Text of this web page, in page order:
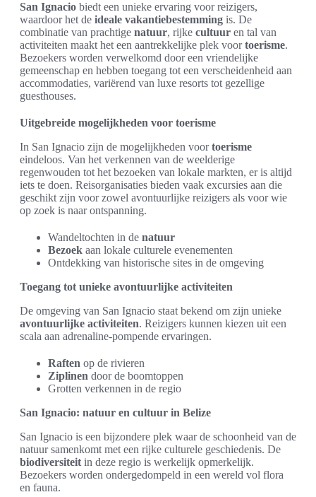
San Ignacio biedt een unieke ervaring voor reizigers,
waardoor het de ideale vakantiebestemming is. De
combinatie van prachtige natuur, rijke cultuur en tal van
activiteiten maakt het een aantrekkelijke plek voortoerisme.
Bezoekers worden verwelkomd door een vriendelijke
gemeenschap en hebben toegang tot een verscheidenheid aan
accommodaties, variërend van luxe resorts tot gezellige
guesthouses.
Uitgebreide mogelijkheden voor toerisme
In San Ignacio zijn de mogelijkheden voortoerisme
eindeloos. Van het verkennen van de weelderige
regenwouden tot het bezoeken van lokale markten, er is altijd
iets te doen. Reisorganisaties bieden vaak excursies aan die
geschikt zijn voor zowel avontuurlijke reizigers als voor wie
op zoek is naar ontspanning.
Wandeltochten in de natuur
Bezoek aan lokale culturele evenementen
Ontdekking van historische sites in de omgeving
Toegang tot unieke avontuurlijke activiteiten
De omgeving van San Ignacio staat bekend om zijn unieke
avontuurlijke activiteiten. Reizigers kunnen kiezen uit een
scala aan adrenaline-pompende ervaringen.
Raften op de rivieren
Ziplinen door de boomtoppen
Grotten verkennen in de regio
San Ignacio: natuur en cultuur in Belize
San Ignacio is een bijzondere plek waar de schoonheid van de
natuur samenkomt met een rijke culturele geschiedenis. De
biodiversiteit in deze regio is werkelijk opmerkelijk.
Bezoekers worden ondergedompeld in een wereld vol flora
en fauna.